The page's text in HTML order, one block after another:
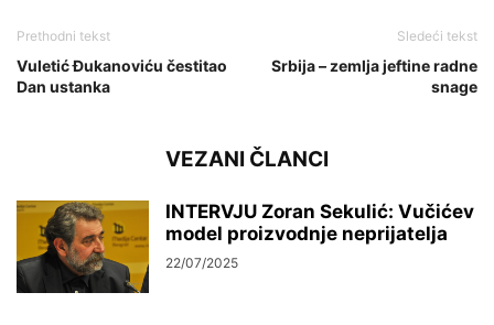
Prethodni tekst
Vuletić Đukanoviću čestitao
Dan ustanka
Sledeći tekst
Srbija – zemlja jeftine radne
snage
VEZANI ČLANCI
INTERVJU Zoran Sekulić: Vučićev
model proizvodnje neprijatelja
22/07/2025